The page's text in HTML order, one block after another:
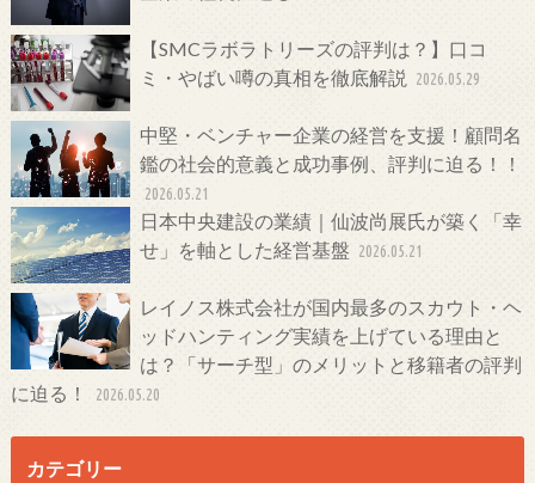
【SMCラボラトリーズの評判は？】口コ
ミ・やばい噂の真相を徹底解説
2026.05.29
中堅・ベンチャー企業の経営を支援！顧問名
鑑の社会的意義と成功事例、評判に迫る！！
2026.05.21
日本中央建設の業績｜仙波尚展氏が築く「幸
せ」を軸とした経営基盤 2026.05.21
レイノス株式会社が国内最多のスカウト・ヘ
ッドハンティング実績を上げている理由と
は？「サーチ型」のメリットと移籍者の評判
に迫る！
2026.05.20
カテゴリー